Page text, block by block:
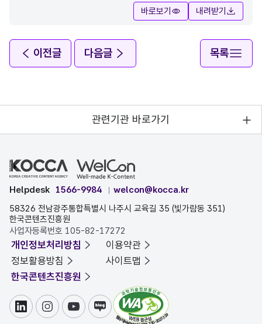
바로보기
내려받기
이전글 다음글 목록
관련기관 바로가기
Helpdesk 1566-9984
welcon@kocca.kr
58326 전남광주통합특별시 나주시 교육길 35 (빛가람동 351)
한국콘텐츠진흥원
사업자등록번호 105-82-17272
개인정보처리방침
이용약관
정보활용방침
사이트맵
한국콘텐츠진흥원
링크드인인스타그램
유튜브블로그